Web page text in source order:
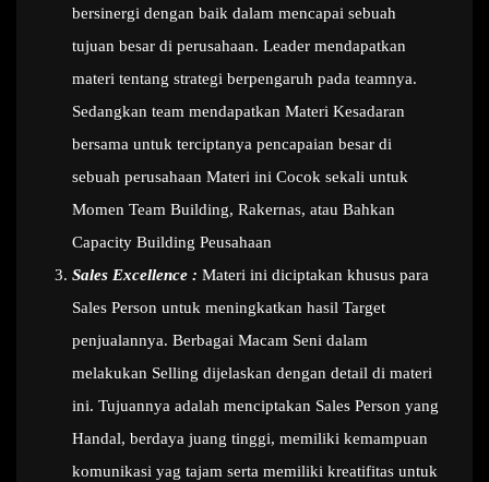
bersinergi dengan baik dalam mencapai sebuah
tujuan besar di perusahaan. Leader mendapatkan
materi tentang strategi berpengaruh pada teamnya.
Sedangkan team mendapatkan Materi Kesadaran
bersama untuk terciptanya pencapaian besar di
sebuah perusahaan Materi ini Cocok sekali untuk
Momen Team Building, Rakernas, atau Bahkan
Capacity Building Peusahaan
Sales Excellence : Materi ini diciptakan khusus para
Sales Person untuk meningkatkan hasil Target
penjualannya. Berbagai Macam Seni dalam
melakukan Selling dijelaskan dengan detail di materi
ini. Tujuannya adalah menciptakan Sales Person yang
Handal, berdaya juang tinggi, memiliki kemampuan
komunikasi yag tajam serta memiliki kreatifitas untuk